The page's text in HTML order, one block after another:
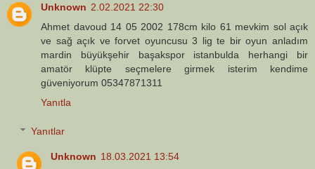
Unknown 2.02.2021 22:30
Ahmet davoud 14 05 2002 178cm kilo 61 mevkim sol açık
ve sağ açık ve forvet oyuncusu 3 lig te bir oyun anladım
mardin büyükşehir başakspor istanbulda herhangi bir
amatör klüpte seçmelere girmek isterim kendime
güveniyorum 05347871311
Yanıtla
Yanıtlar
Unknown 18.03.2021 13:54